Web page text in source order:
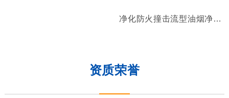
净化防火撞击流型油烟净化系统（加强版）
资质荣誉